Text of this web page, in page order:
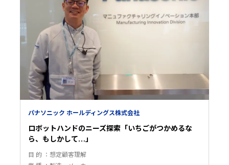
パナソニック ホールディングス株式会社
ロボットハンドのニーズ探索「いちごがつかめるな
ら、もしかして…」
目 的
想定顧客理解